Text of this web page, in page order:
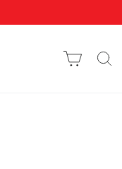
התחבר/י חיפוש